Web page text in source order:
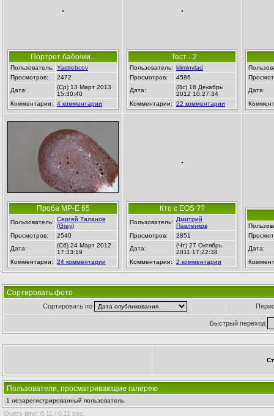
Портрет бабочки...
Пользователь: Yastrebcov
Просмотров:
2472
Дата:
(Ср) 13 Март 2013
15:30:40
Комментарии:
4 комментарии
Тест - 2
Пользователь: kliminvlad
Просмотров:
4586
Дата:
(Вс) 16 Декабрь
2012 10:27:34
Комментарии:
22 комментарии
Дата:
Проба MP-E 65
Пользователь: Сергей Таланов
(Grey)
Просмотров:
2540
Дата:
(Сб) 24 Март 2012
17:33:19
Комментарии:
24 комментарии
Кто с EOS ??
Пользователь:
Дмитрий
Павленков
Просмотров:
2851
Дата:
(Чт) 27 Октябрь
2011 17:22:38
Комментарии:
2 комментарии
Дата:
Сортировать фото
Сортировать по
Быстрый переход
Пользователи, просматривающие галерею
1 незарегистрированный пользователь
Query time: 0.11 / 0.11 sec.